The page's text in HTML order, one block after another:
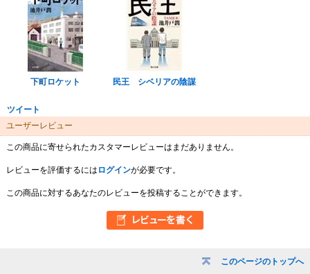
このページのトップへ
下町ロケット 民王 シベリアの陰謀
ツイート
ユーザーレビュー
この商品に寄せられたカスタマーレビューはまだありません。
レビューを評価するには ログインが必要です。
この商品に対するあなたのレビューを投稿することができます。